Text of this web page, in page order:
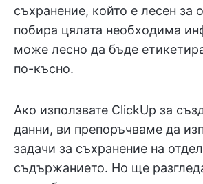
съхранение, който е лесен за
побира цялата необходима
може лесно да бъде
по-късно.
Ако използвате ClickUp за
данни, ви препоръчваме да
задачи за съхранение на
съдържанието. Но ще